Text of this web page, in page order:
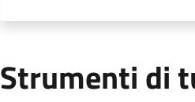
Strumenti di